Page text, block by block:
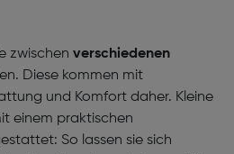
zwischen verschiedenen
Diese kommen mit
und Komfort daher. Kleine
einem praktischen
So lassen sie sich